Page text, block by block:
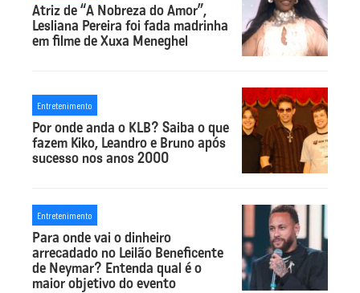
Atriz de “A Nobreza do Amor”,
Lesliana Pereira foi fada madrinha
em filme de Xuxa Meneghel
Entretenimento
Por onde anda o KLB? Saiba o que
fazem Kiko, Leandro e Bruno após
sucesso nos anos 2000
Entretenimento
Para onde vai o dinheiro
arrecadado no Leilão Beneficente
de Neymar? Entenda qual é o
maior objetivo do evento